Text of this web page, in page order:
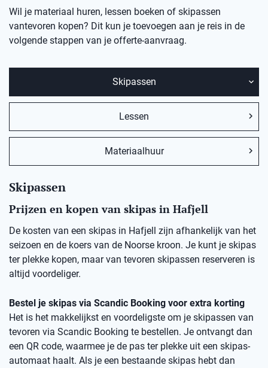
Wil je materiaal huren, lessen boeken of skipassen
vantevoren kopen? Dit kun je toevoegen aan je reis in de
volgende stappen van je offerte-aanvraag.
Skipassen
Lessen
Materiaalhuur
Skipassen
Prijzen en kopen van skipas in Hafjell
De kosten van een skipas in Hafjell zijn afhankelijk van het
seizoen en de koers van de Noorse kroon. Je kunt je skipas
ter plekke kopen, maar van tevoren skipassen reserveren is
altijd voordeliger.
Bestel je skipas via Scandic Booking voor extra korting
Het is het makkelijkst en voordeligste om je skipassen van
tevoren via Scandic Booking te bestellen. Je ontvangt dan
een QR code, waarmee je de pas ter plekke uit een skipas-
automaat haalt. Als je een bestaande skipas hebt dan